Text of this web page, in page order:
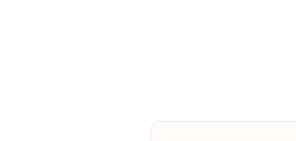
rencontre. Coton doux,